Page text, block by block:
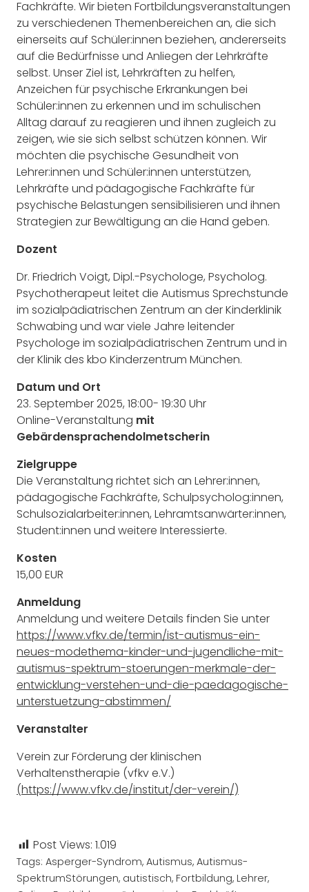
Fachkräfte. Wir bieten Fortbildungsveranstaltungen
zu verschiedenen Themenbereichen an, die sich
einerseits auf Schüler:innen beziehen, andererseits
auf die Bedürfnisse und Anliegen der Lehrkräfte
selbst. Unser Ziel ist, Lehrkräften zu helfen,
Anzeichen für psychische Erkrankungen bei
Schüler:innen zu erkennen und im schulischen
Alltag darauf zu reagieren und ihnen zugleich zu
zeigen, wie sie sich selbst schützen können. Wir
möchten die psychische Gesundheit von
Lehrer:innen und Schüler:innen unterstützen,
Lehrkräfte und pädagogische Fachkräfte für
psychische Belastungen sensibilisieren und ihnen
Strategien zur Bewältigung an die Hand geben.
Dozent
Dr. Friedrich Voigt, Dipl.-Psychologe, Psycholog.
Psychotherapeut leitet die Autismus Sprechstunde
im sozialpädiatrischen Zentrum an der Kinderklinik
Schwabing und war viele Jahre leitender
Psychologe im sozialpädiatrischen Zentrum und in
der Klinik des kbo Kinderzentrum München.
Datum und Ort
23. September 2025, 18:00- 19:30 Uhr
Online-Veranstaltung mit
Gebärdensprachendolmetscherin
Zielgruppe
Die Veranstaltung richtet sich an Lehrer:innen,
pädagogische Fachkräfte, Schulpsycholog:innen,
Schulsozialarbeiter:innen, Lehramtsanwärter:innen,
Student:innen und weitere Interessierte.
Kosten
15,00 EUR
Anmeldung
Anmeldung und weitere Details finden Sie unter
https://www.vfkv.de/termin/ist-autismus-ein-
neues-modethema-kinder-und-jugendliche-mit-
autismus-spektrum-stoerungen-merkmale-der-
entwicklung-verstehen-und-die-paedagogische-
unterstuetzung-abstimmen/
Veranstalter
Verein zur Förderung der klinischen
Verhaltenstherapie (vfkv e.V.)
(https://www.vfkv.de/institut/der-verein/)
Post Views: 1.019
Tags: Asperger-Syndrom, Autismus, Autismus-
SpektrumStörungen, autistisch, Fortbildung, Lehrer,